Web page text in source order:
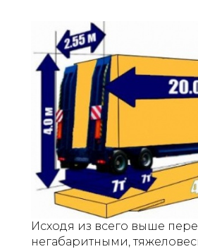
Исходя из всего выше
негабаритными,